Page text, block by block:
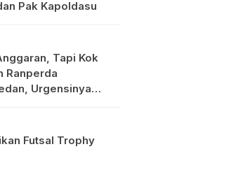
Pak Kapoldasu
Tapi Kok
Ranperda
Urgensinya
Futsal Trophy